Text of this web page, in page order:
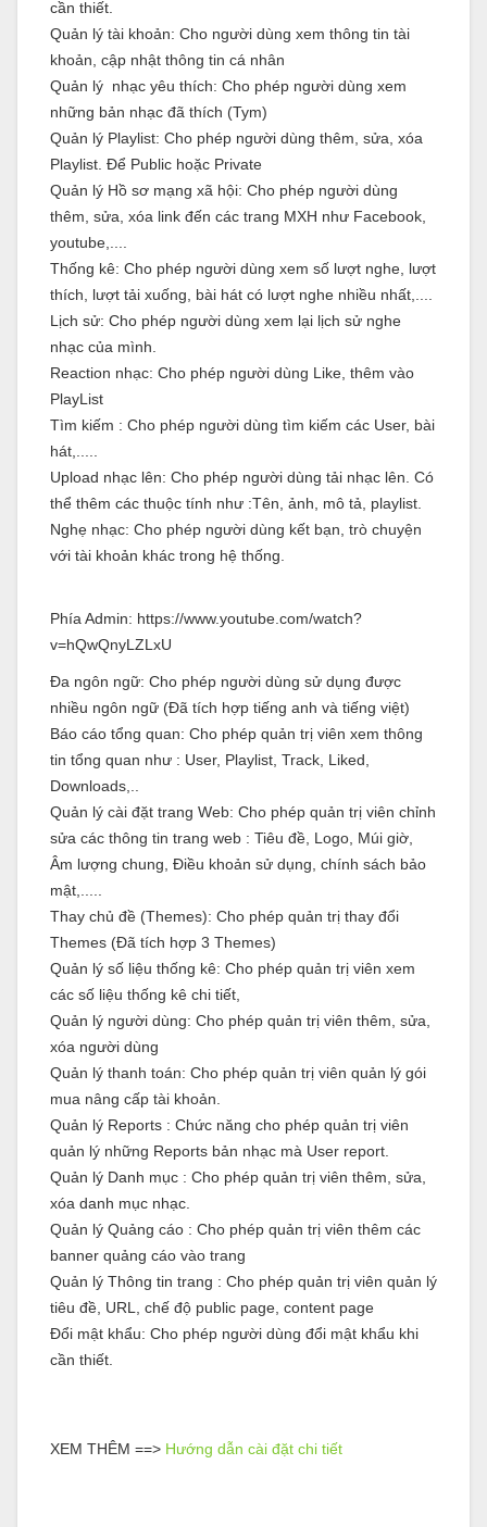
cần thiết.
Quản lý tài khoản: Cho người dùng xem thông tin tài
khoản, cập nhật thông tin cá nhân
Quản lý nhạc yêu thích: Cho phép người dùng xem
những bản nhạc đã thích (Tym)
Quản lý Playlist: Cho phép người dùng thêm, sửa, xóa
Playlist. Để Public hoặc Private
Quản lý Hồ sơ mạng xã hội: Cho phép người dùng
thêm, sửa, xóa link đến các trang MXH như Facebook,
youtube,....
Thống kê: Cho phép người dùng xem số lượt nghe, lượt
thích, lượt tải xuống, bài hát có lượt nghe nhiều nhất,....
Lịch sử: Cho phép người dùng xem lại lịch sử nghe
nhạc của mình.
Reaction nhạc: Cho phép người dùng Like, thêm vào
PlayList
Tìm kiếm : Cho phép người dùng tìm kiếm các User, bài
hát,.....
Upload nhạc lên: Cho phép người dùng tải nhạc lên. Có
thể thêm các thuộc tính như :Tên, ảnh, mô tả, playlist.
Nghẹ nhạc: Cho phép người dùng kết bạn, trò chuyện
với tài khoản khác trong hệ thống.
Phía Admin: https://www.youtube.com/watch?
v=hQwQnyLZLxU
Đa ngôn ngữ: Cho phép người dùng sử dụng được
nhiều ngôn ngữ (Đã tích hợp tiếng anh và tiếng việt)
Báo cáo tổng quan: Cho phép quản trị viên xem thông
tin tổng quan như : User, Playlist, Track, Liked,
Downloads,..
Quản lý cài đặt trang Web: Cho phép quản trị viên chỉnh
sửa các thông tin trang web : Tiêu đề, Logo, Múi giờ,
Âm lượng chung, Điều khoản sử dụng, chính sách bảo
mật,.....
Thay chủ đề (Themes): Cho phép quản trị thay đổi
Themes (Đã tích hợp 3 Themes)
Quản lý số liệu thống kê: Cho phép quản trị viên xem
các số liệu thống kê chi tiết,
Quản lý người dùng: Cho phép quản trị viên thêm, sửa,
xóa người dùng
Quản lý thanh toán: Cho phép quản trị viên quản lý gói
mua nâng cấp tài khoản.
Quản lý Reports : Chức năng cho phép quản trị viên
quản lý những Reports bản nhạc mà User report.
Quản lý Danh mục : Cho phép quản trị viên thêm, sửa,
xóa danh mục nhạc.
Quản lý Quảng cáo : Cho phép quản trị viên thêm các
banner quảng cáo vào trang
Quản lý Thông tin trang : Cho phép quản trị viên quản lý
tiêu đề, URL, chế độ public page, content page
Đổi mật khẩu: Cho phép người dùng đổi mật khẩu khi
cần thiết.
XEM THÊM ==> Hướng dẫn cài đặt chi tiết